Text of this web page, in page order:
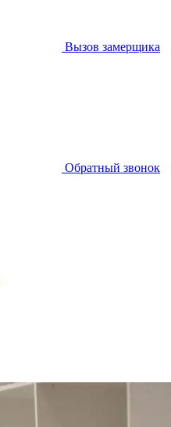
Вызов замерщика
Обратный звонок